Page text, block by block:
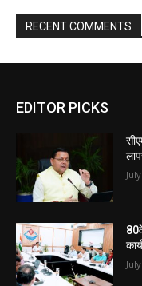
RECENT COMMENTS
EDITOR PICKS